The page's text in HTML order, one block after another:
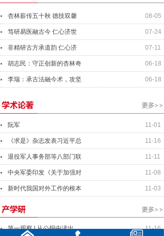
08-05
杏林薪传五十秋 德技双馨
07-24
笃研易医融古今 仁心济世
07-11
非精研古方承道韵 仁心济
06-18
胡志民：守正创新的杏林奇
06-18
李瑞：承古法融今术，攻坚
11-01
阮军
11-16
《求是》杂志发表习近平总
11-11
退役军人事务部等八部门联
11-08
中央军委印发《关于加强对
11-03
新时代我国对外工作的根本
11-16
第一观察 | 从公报中读出